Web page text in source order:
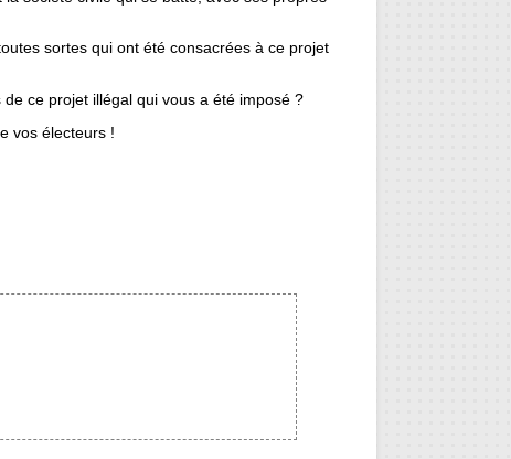
sortes qui ont été consacrées à ce projet
ce projet illégal qui vous a été imposé ?
vos électeurs !